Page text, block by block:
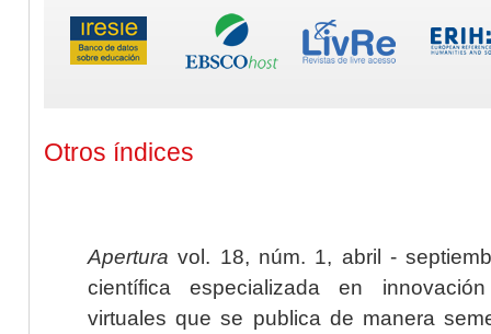
Otros índices
Apertura vol. 18, núm. 1, abril -
científica especializada en
virtuales que se publica de manera